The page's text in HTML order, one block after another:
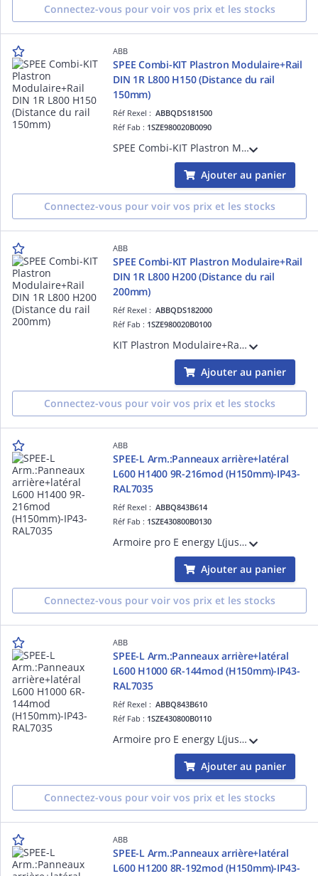
Connectez-vous pour voir vos prix et les stocks
ABB
SPEE Combi-KIT Plastron Modulaire+Rail
DIN 1R L800 H150 (Distance du rail
150mm)
Réf Rexel :ABBQDS181500
Réf Fab : 1SZE980020B0090
SPEE Combi-KIT Plastron Modulaire+Rail DIN 1R L800 H150 (Distance du rail 150mm)
Ajouter au panier
Connectez-vous pour voir vos prix et les stocks
ABB
SPEE Combi-KIT Plastron Modulaire+Rail
DIN 1R L800 H200 (Distance du rail
200mm)
Réf Rexel :ABBQDS182000
Réf Fab : 1SZE980020B0100
KIT Plastron Modulaire+Rail DIN 1R pour Armoire pro E energy L(jusqu'à 800A) - dimensions en mm L=800mm / H=200mm.
Ajouter au panier
Connectez-vous pour voir vos prix et les stocks
ABB
SPEE-L Arm.:Panneaux arrière+latéral
L600 H1400 9R-216mod (H150mm)-IP43-
RAL7035
Réf Rexel :ABBQ843B614
Réf Fab : 1SZE430800B0130
Armoire pro E energy L(jusqu'à 800A) - mural installation intérieure - dimensions en mm (HxLxP) 1449x600x250 9R - Classe de protection IP43 (avec porte) IP30, sans porte IK08 pour le châssis - Matériau en tôle d'acier en poudre RAL 7035.
Ajouter au panier
Connectez-vous pour voir vos prix et les stocks
ABB
SPEE-L Arm.:Panneaux arrière+latéral
L600 H1000 6R-144mod (H150mm)-IP43-
RAL7035
Réf Rexel :ABBQ843B610
Réf Fab : 1SZE430800B0110
Armoire pro E energy L(jusqu'à 800A) - mural installation intérieure - dimensions en mm (HxLxP)= 1049x600x250 6R - Classe de protection IP43 (avec porte) IP30, sans porte IK08 pour le châssis - Matériau en tôle d'acier en poudre RAL 7035.
Ajouter au panier
Connectez-vous pour voir vos prix et les stocks
ABB
SPEE-L Arm.:Panneaux arrière+latéral
L600 H1200 8R-192mod (H150mm)-IP43-